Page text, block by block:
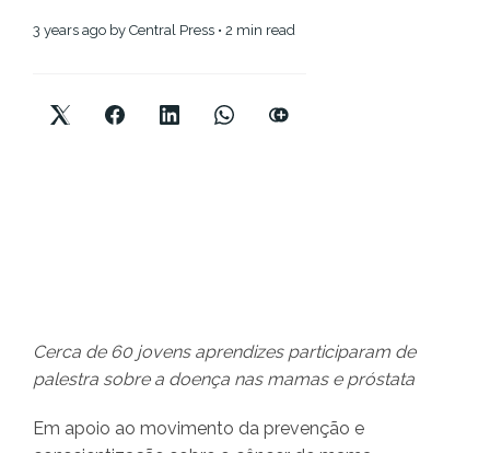
3 years ago by Central Press • 2 min read
Cerca de 60 jovens aprendizes participaram de
palestra sobre a doença nas mamas e próstata
Em apoio ao movimento da prevenção e